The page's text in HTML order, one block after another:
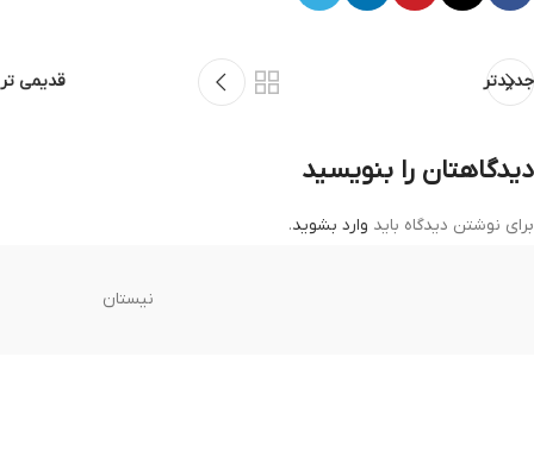
جدیدتر قدیمی تر
دیدگاهتان را بنویسید
برای نوشتن دیدگاه باید وارد بشوید.
نیستان